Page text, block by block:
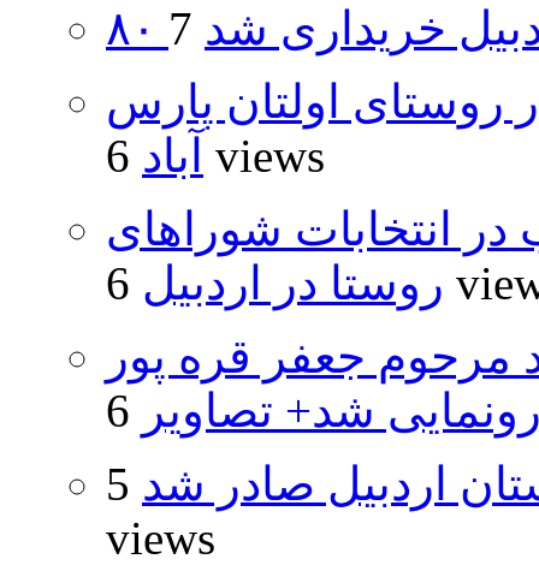
خریداری شد
روستای اولتان پارس
آباد 6 views
۵۰۰۰ داوطلب در انتخابات شوراهای
روستا در اردبیل 6
مرحوم جعفر قره پور
شد+ تصاویر
اردبیل صادر شد 5
views